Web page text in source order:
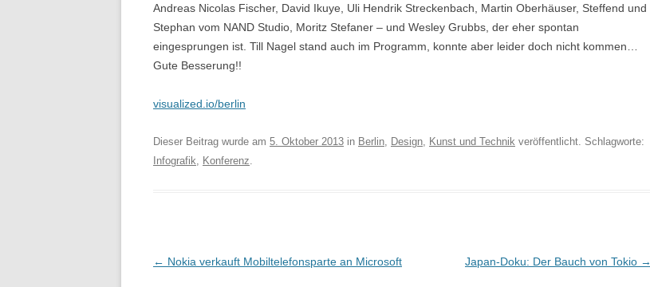
Andreas Nicolas Fischer, David Ikuye, Uli Hendrik Streckenbach, Martin Oberhäuser, Steffend und
Stephan vom NAND Studio, Moritz Stefaner – und Wesley Grubbs, der eher spontan
eingesprungen ist. Till Nagel stand auch im Programm, konnte aber leider doch nicht kommen…
Gute Besserung!!
visualized.io/berlin
Dieser Beitrag wurde am 5. Oktober 2013 in Berlin Design Kunst und Technik veröffentlicht. Schlagworte:
Infografik
Konferenz
Beitragsnavigation
← Nokia verkauft Mobiltelefonsparte an Microsoft Japan-Doku: Der Bauch von Tokio →